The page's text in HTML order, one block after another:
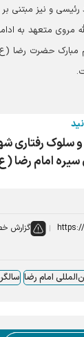
و نیز مبتنی بر
مروی متعهد به
مبارک حضرت رضا
سلوک رفتاری
سیره امام رضا
گزارش
امام رضا